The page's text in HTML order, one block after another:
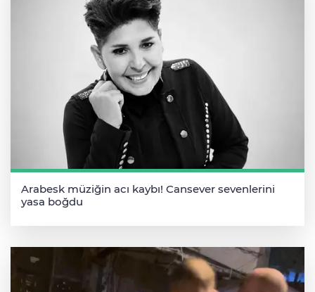
Arabesk müziğin acı kaybı! Cansever sevenlerini
yasa boğdu